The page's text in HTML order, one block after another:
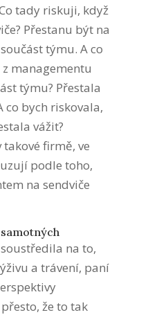
tady riskuji, když
Přestanu být na
týmu. A co
managementu
týmu? Přestala
co bych riskovala,
vážit?
firmě, ve
podle toho,
na sendviče
na to,
a trávení, paní
že to tak